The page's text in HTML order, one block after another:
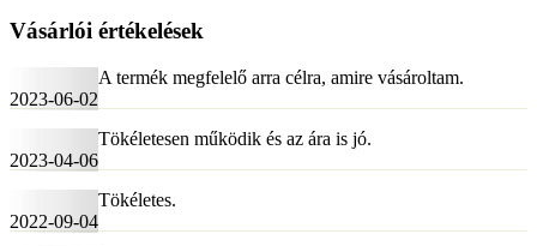
Vásárlói értékelések
2023-06-02
A termék megfelelő arra célra, amire vásároltam.
2023-04-06
Tökéletesen működik és az ára is jó.
2022-09-04
Tökéletes.